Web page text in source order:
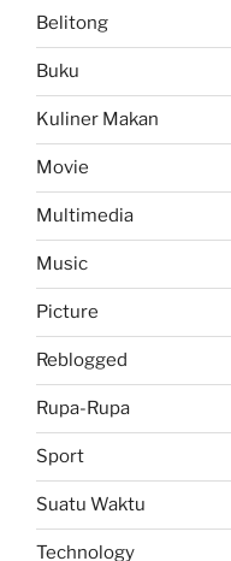
Belitong
Buku
Kuliner Makan
Movie
Multimedia
Music
Picture
Reblogged
Rupa-Rupa
Sport
Suatu Waktu
Technology